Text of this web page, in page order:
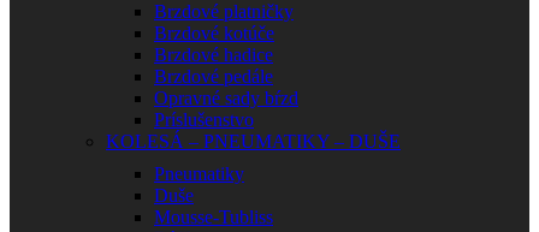
Brzdové platničky
Brzdové kotúče
Brzdové hadice
Brzdové pedále
Opravné sady bŕzd
Príslušenstvo
KOLESÁ – PNEUMATIKY – DUŠE
Pneumatiky
Duše
Mousse-Tubliss